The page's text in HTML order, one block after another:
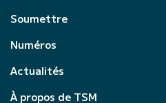
Soumettre
Numéros
Actualités
À propos de TSM